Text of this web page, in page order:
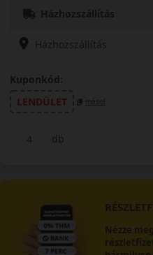
Házhozszállítás
Házhozszállítás
Kuponkód:
LENDÜLET
másol
db
Nézze